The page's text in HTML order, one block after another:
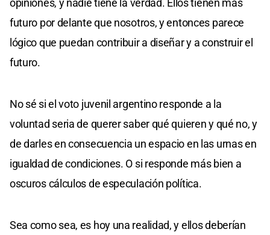
opiniones, y nadie tiene la verdad. Ellos tienen más
futuro por delante que nosotros, y entonces parece
lógico que puedan contribuir a diseñar y a construir el
futuro.
No sé si el voto juvenil argentino responde a la
voluntad seria de querer saber qué quieren y qué no, y
de darles en consecuencia un espacio en las urnas en
igualdad de condiciones. O si responde más bien a
oscuros cálculos de especulación política.
Sea como sea, es hoy una realidad, y ellos deberían